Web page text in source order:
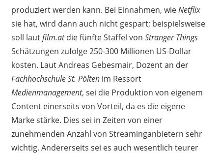
produziert werden kann. Bei Einnahmen, wieNetflix
sie hat, wird dann auch nicht gespart; beispielsweise
soll lautfilm.atdie fünfte Staffel von Stranger Things
Schätzungen zufolge 250-300 Millionen US-Dollar
kosten. Laut Andreas Gebesmair, Dozent an der
Fachhochschule St. Pöltenim Ressort
Medienmanagement, sei die Produktion von eigenem
Content einerseits von Vorteil, da es die eigene
Marke stärke. Dies sei in Zeiten von einer
zunehmenden Anzahl von Streaminganbietern sehr
wichtig. Andererseits sei es auch wesentlich teurer